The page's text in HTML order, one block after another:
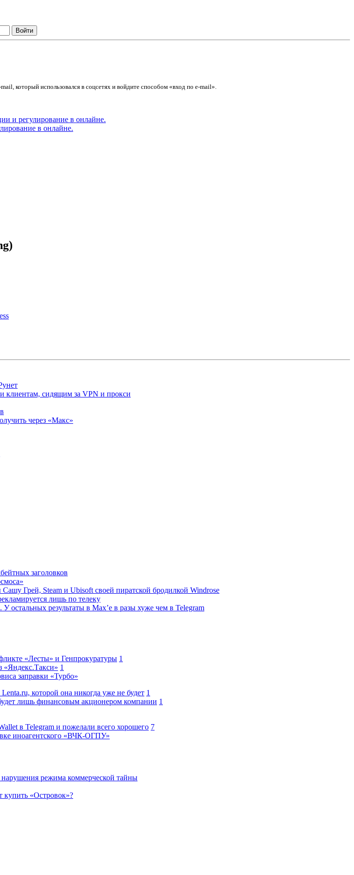
который использовался в соцсетях и войдите способом «вход по e-mail».
в онлайне.
клиентам, сидящим за VPN и прокси
через «Макс»
заголовков
Грей, Steam и Ubisoft своей пиратской бродилкой Windrose
лишь по телеку
остальных результаты в Max’е в разы хуже чем в Telegram
«Лесты» и Генпрокуратуры 1
«Яндекс.Такси» 1
заправки «Турбо»
которой она никогда уже не будет 1
лишь финансовым акционером компании 1
в Telegram и пожелали всего хорошего 7
иноагентского «ВЧК-ОГПУ»
нарушения режима коммерческой тайны
купить «Островок»?